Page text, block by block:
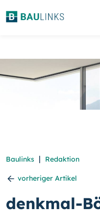
Baulinks | Redaktion
vorheriger Artikel
denkmal-